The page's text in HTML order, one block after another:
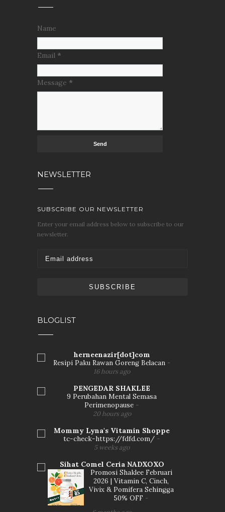
Name
Email *
Message *
NEWSLETTER
SUBSCRIBE OUR NEWSLETTER
Enter your email address below to subscribe to our
newsletter.
BLOGLIST
herneenazir[dot]com
Resipi Paku Rawan Goreng Belacan -
16 hours ago
PENGEDAR SHAKLEE
9 Perubahan Mental Semasa
Perimenopause -
20 hours ago
Mommy Lyna's Vitamin Shoppe
tc-check-https://fdfd.com/ -
5 weeks ago
Sihat Comel Ceria NADXOXO
Promosi Shaklee Februari
2026 | Vitamin C, Cinch,
Vivix & Pomifera Sehingga
50% OFF -